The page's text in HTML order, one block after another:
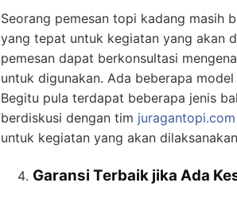
Seorang pemesan topi kadang masih
yang tepat untuk kegiatan yang akan
pemesan dapat berkonsultasi
untuk digunakan. Ada beberapa
Begitu pula terdapat beberapa jenis
berdiskusi dengan tim juragantopi.com
untuk kegiatan yang akan
Garansi Terbaik jika Ada